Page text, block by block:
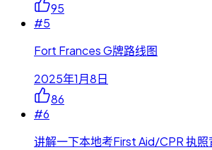
95
#5
Fort Frances G牌路线图
2025年1月8日
86
#6
讲解一下本地考First Aid/CPR 执照